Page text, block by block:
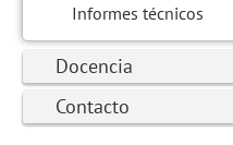
Informes técnicos
Docencia
Contacto